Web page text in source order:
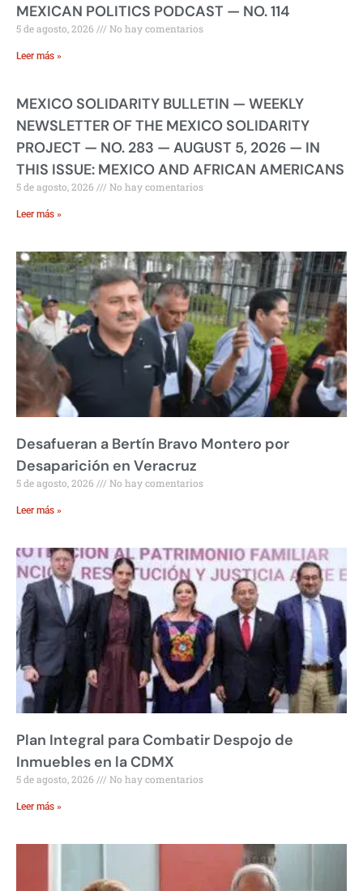
MEXICAN POLITICS PODCAST — NO. 114
5 de agosto, 2026 No hay comentarios
Leer más »
MEXICO SOLIDARITY BULLETIN — WEEKLY
NEWSLETTER OF THE MEXICO SOLIDARITY
PROJECT — NO. 283 — AUGUST 5, 2026 — IN
THIS ISSUE: MEXICO AND AFRICAN AMERICANS
5 de agosto, 2026 No hay comentarios
Leer más »
Desafueran a Bertín Bravo Montero por
Desaparición en Veracruz
5 de agosto, 2026 No hay comentarios
Leer más »
Plan Integral para Combatir Despojo de
Inmuebles en la CDMX
5 de agosto, 2026 No hay comentarios
Leer más »